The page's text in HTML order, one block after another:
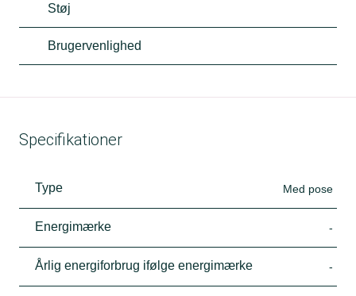
Støj
Brugervenlighed
Specifikationer
Type Med pose
Energimærke -
Årlig energiforbrug ifølge energimærke -